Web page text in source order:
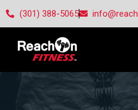
(301) 388-5065